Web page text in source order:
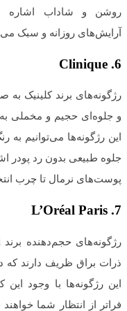
روشن و شاداب اشاره
آرایش‌های روزانه و سبک
6.
Clinique
رژگونه‌های برند کلینیک
و جلوه‌ای حجیم و مخملی
این رژگونه‌ها می‌توانیم به
جلوه طبیعی بدون رد پودر
پوست‌های نرمال تا چرب
7.
L’Oréal Paris
ذرات براق ظریف دارند
این رژگونه‌ها با وجود
فراتر از انتظار شما